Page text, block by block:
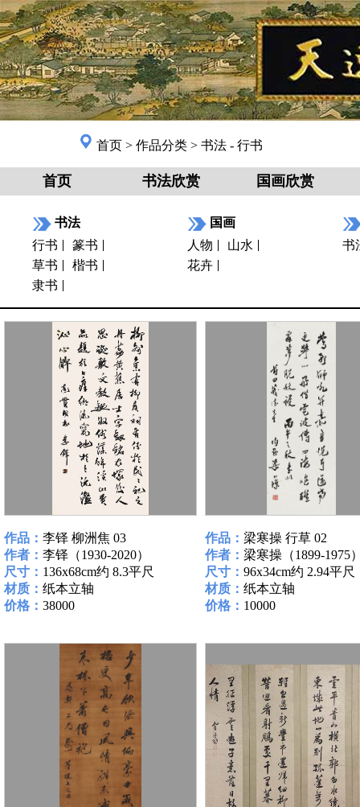
首页 > 作品分类 > 书法 - 行书
首页 书法欣赏 国画欣赏
书法
行书
篆书
草书
楷书
隶书
国画
人物
山水
花卉
书
作品： 李铎 柳洲焦 03
作者： 李铎（1930-2020）
尺寸： 136x68cm约 8.3平尺
材质： 纸本立轴
价格： 38000
作品： 梁寒操 行草 02
作者： 梁寒操（1899-1975
尺寸： 96x34cm约 2.94平尺
材质： 纸本立轴
价格： 10000